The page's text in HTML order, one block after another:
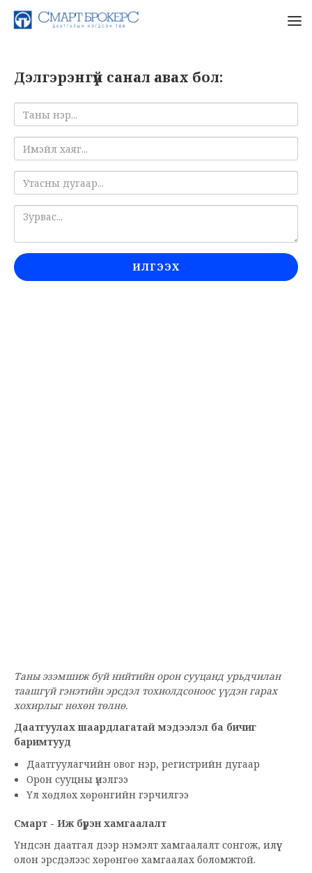
Дэлгэрэнгүй санал авах бол:
ИЛГЭЭХ
Таны эзэмшиж буй нийтийн орон сууцанд урьдчилан
таашгүй гэнэтийн эрсдэл тохиолдсоноос үүдэн гарах
хохирлыг нөхөн төлнө.
Даатгуулах шаардлагатай мэдээлэл ба бичиг
баримтууд
Даатгуулагчийн овог нэр, регистрийн дугаар
Орон сууцны үнэлгээ
Үл хөдлөх хөрөнгийн гэрчилгээ
Смарт - Иж бүрэн хамгаалалт
Үндсэн даатгал дээр нэмэлт хамгаалалт сонгож, илүү
олон эрсдэлээс хөрөнгөө хамгаалах боломжтой.